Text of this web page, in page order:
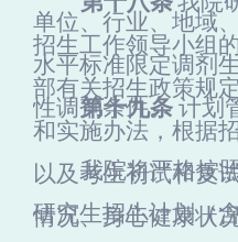
单位、行业、地域
水平标准限定调剂
性调剂条件。
招生工作领导小组
部有关招生政策规
和实施办法，根据
以及考生初试和复
情况、身心健康状
第十九条 计划
我院将严格按
研究生招生计划（